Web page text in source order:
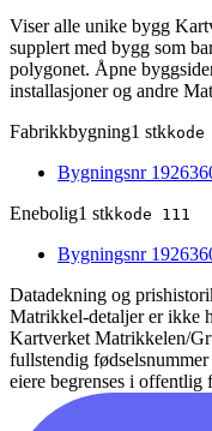
Viser alle unike bygg
supplert med bygg som
polygonet. Åpne
installasjoner og andre
Fabrikkbygning1 stkkode
Bygningsnr
Enebolig1 stkkode 111
Bygningsnr
Datadekning og
Matrikkel-detaljer er ikke
Kartverket Matrikkelen/
fullstendig
eiere begrenses i offentlig